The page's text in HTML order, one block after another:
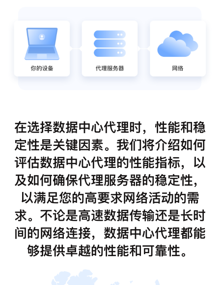
在选择数据中心代理时，性能和稳
定性是关键因素。我们将介绍如何
评估数据中心代理的性能指标，以
及如何确保代理服务器的稳定性，
以满足您的高要求网络活动的需
求。不论是高速数据传输还是长时
间的网络连接，数据中心代理都能
够提供卓越的性能和可靠性。